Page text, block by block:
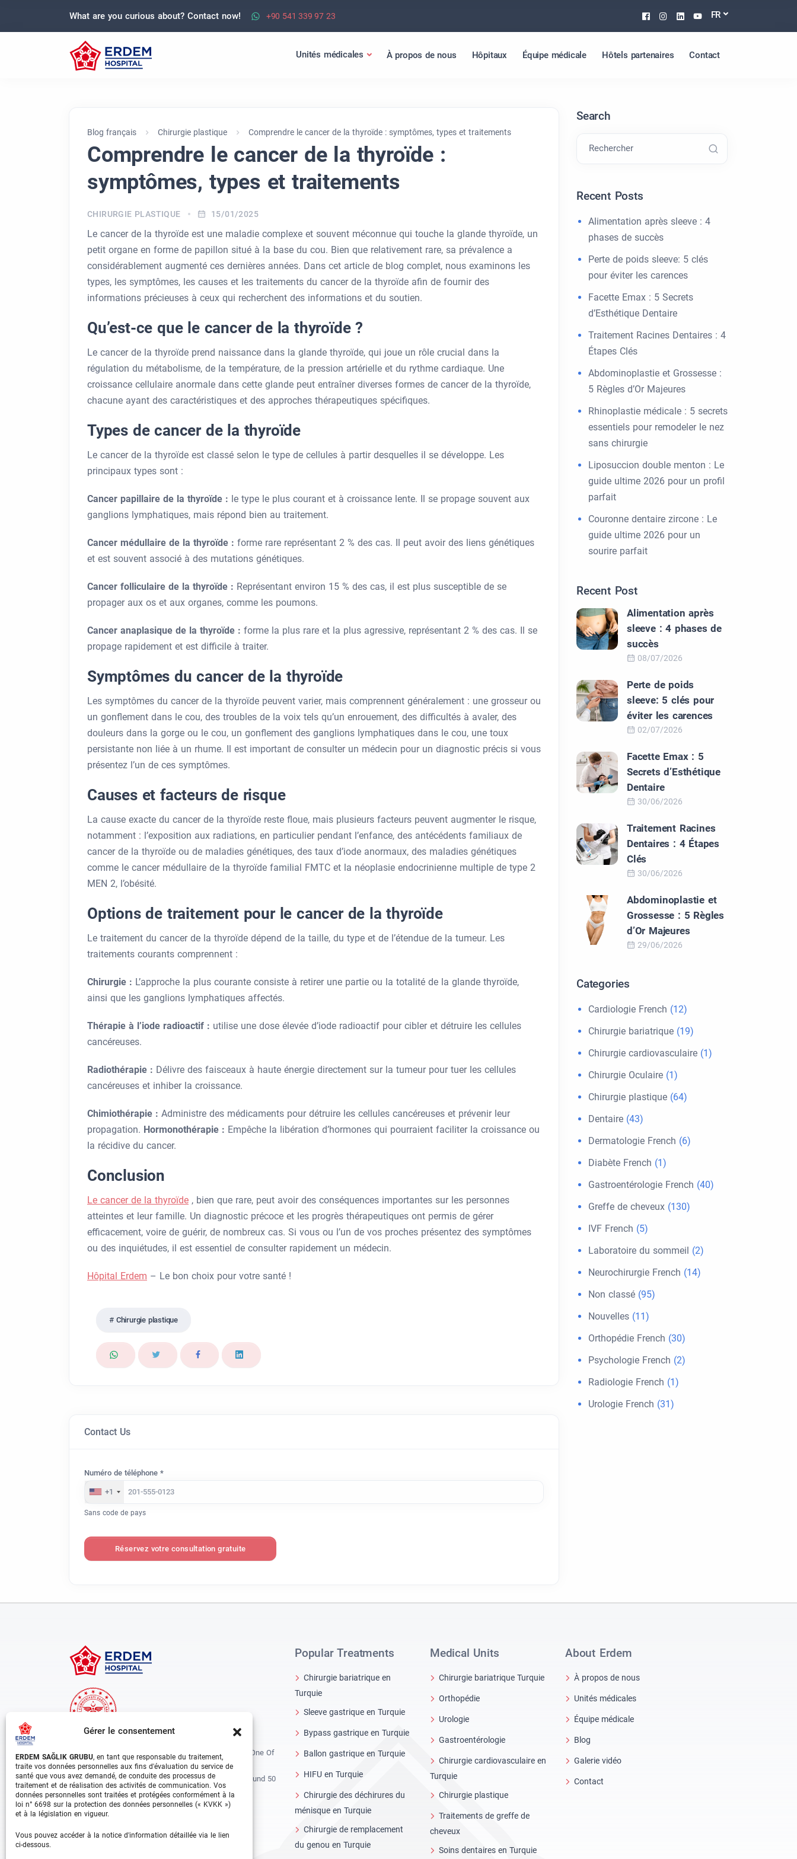
Gérer le consentement
ERDEM SAĞLIK GRUBU, en tant que responsable du traitement,
traite vos données personnelles aux fins d'évaluation du service de
santé que vous avez demandé, de conduite des processus de
traitement et de réalisation des activités de communication. Vos
données personnelles sont traitées et protégées conformément à la
loi n° 6698 sur la protection des données personnelles (« KVKK »)
et à la législation en vigueur.
Vous pouvez accéder à la notice d'information détaillée via le lien
ci-dessous.
What are you curious about? Contact now! +90 541 339 97 23 Facebook
Instagram
Linkedin
Youtube
FR
Unités médicales À propos de nous Hôpitaux Équipe médicale Hôtels partenaires Contact
Blog français Chirurgie plastique Comprendre le cancer de la thyroïde : symptômes, types et traitements
Comprendre le cancer de la thyroïde :
symptômes, types et traitements
CHIRURGIE PLASTIQUE 15/01/2025
Le cancer de la thyroïde est une maladie complexe et souvent méconnue qui touche la glande thyroïde, un
petit organe en forme de papillon situé à la base du cou. Bien que relativement rare, sa prévalence a
considérablement augmenté ces dernières années. Dans cet article de blog complet, nous examinons les
types, les symptômes, les causes et les traitements du cancer de la thyroïde afin de fournir des
informations précieuses à ceux qui recherchent des informations et du soutien.
Qu’est-ce que le cancer de la thyroïde ?
Le cancer de la thyroïde prend naissance dans la glande thyroïde, qui joue un rôle crucial dans la
régulation du métabolisme, de la température, de la pression artérielle et du rythme cardiaque. Une
croissance cellulaire anormale dans cette glande peut entraîner diverses formes de cancer de la thyroïde,
chacune ayant des caractéristiques et des approches thérapeutiques spécifiques.
Types de cancer de la thyroïde
Le cancer de la thyroïde est classé selon le type de cellules à partir desquelles il se développe. Les
principaux types sont :
Cancer papillaire de la thyroïde : le type le plus courant et à croissance lente. Il se propage souvent aux
ganglions lymphatiques, mais répond bien au traitement.
Cancer médullaire de la thyroïde : forme rare représentant 2 % des cas. Il peut avoir des liens génétiques
et est souvent associé à des mutations génétiques.
Cancer folliculaire de la thyroïde : Représentant environ 15 % des cas, il est plus susceptible de se
propager aux os et aux organes, comme les poumons.
Cancer anaplasique de la thyroïde : forme la plus rare et la plus agressive, représentant 2 % des cas. Il se
propage rapidement et est difficile à traiter.
Symptômes du cancer de la thyroïde
Les symptômes du cancer de la thyroïde peuvent varier, mais comprennent généralement : une grosseur ou
un gonflement dans le cou, des troubles de la voix tels qu’un enrouement, des difficultés à avaler, des
douleurs dans la gorge ou le cou, un gonflement des ganglions lymphatiques dans le cou, une toux
persistante non liée à un rhume. Il est important de consulter un médecin pour un diagnostic précis si vous
présentez l’un de ces symptômes.
Causes et facteurs de risque
La cause exacte du cancer de la thyroïde reste floue, mais plusieurs facteurs peuvent augmenter le risque,
notamment : l’exposition aux radiations, en particulier pendant l’enfance, des antécédents familiaux de
cancer de la thyroïde ou de maladies génétiques, des taux d’iode anormaux, des maladies génétiques
comme le cancer médullaire de la thyroïde familial FMTC et la néoplasie endocrinienne multiple de type 2
MEN 2, l’obésité.
Options de traitement pour le cancer de la thyroïde
Le traitement du cancer de la thyroïde dépend de la taille, du type et de l’étendue de la tumeur. Les
traitements courants comprennent :
Chirurgie : L’approche la plus courante consiste à retirer une partie ou la totalité de la glande thyroïde,
ainsi que les ganglions lymphatiques affectés.
Thérapie à l’iode radioactif : utilise une dose élevée d’iode radioactif pour cibler et détruire les cellules
cancéreuses.
Radiothérapie : Délivre des faisceaux à haute énergie directement sur la tumeur pour tuer les cellules
cancéreuses et inhiber la croissance.
Chimiothérapie : Administre des médicaments pour détruire les cellules cancéreuses et prévenir leur
propagation. Hormonothérapie : Empêche la libération d’hormones qui pourraient faciliter la croissance ou
la récidive du cancer.
Conclusion
Le cancer de la thyroïde , bien que rare, peut avoir des conséquences importantes sur les personnes
atteintes et leur famille. Un diagnostic précoce et les progrès thérapeutiques ont permis de gérer
efficacement, voire de guérir, de nombreux cas. Si vous ou l’un de vos proches présentez des symptômes
ou des inquiétudes, il est essentiel de consulter rapidement un médecin.
Hôpital Erdem – Le bon choix pour votre santé !
Chirurgie plastique
Contact Us
Numéro de téléphone *
+1
Sans code de pays
Réservez votre consultation gratuite
Search
Rechercher
Recent Posts
Alimentation après sleeve : 4
phases de succès
Perte de poids sleeve: 5 clés
pour éviter les carences
Facette Emax : 5 Secrets
d’Esthétique Dentaire
Traitement Racines Dentaires : 4
Étapes Clés
Abdominoplastie et Grossesse :
5 Règles d’Or Majeures
Rhinoplastie médicale : 5 secrets
essentiels pour remodeler le nez
sans chirurgie
Liposuccion double menton : Le
guide ultime 2026 pour un profil
parfait
Couronne dentaire zircone : Le
guide ultime 2026 pour un
sourire parfait
Recent Post
Alimentation après
sleeve : 4 phases de
succès
08/07/2026
Perte de poids
sleeve: 5 clés pour
éviter les carences
02/07/2026
Facette Emax : 5
Secrets d’Esthétique
Dentaire
30/06/2026
Traitement Racines
Dentaires : 4 Étapes
Clés
30/06/2026
Abdominoplastie et
Grossesse : 5 Règles
d’Or Majeures
29/06/2026
Categories
Cardiologie French (12)
Chirurgie bariatrique (19)
Chirurgie cardiovasculaire (1)
Chirurgie Oculaire (1)
Chirurgie plastique (64)
Dentaire (43)
Dermatologie French (6)
Diabète French (1)
Gastroentérologie French (40)
Greffe de cheveux (130)
IVF French (5)
Laboratoire du sommeil (2)
Neurochirurgie French (14)
Non classé (95)
Nouvelles (11)
Orthopédie French (30)
Psychologie French (2)
Radiologie French (1)
Urologie French (31)
Erdem Healthcare Group Established In 1988, And Is One Of
The Biggest Hospital Groups In Istanbul And Turkey.
Situated In 3 Different Locations In Istanbul, With Around 50
Departments And Over 1000 Well Trained Medical
Professionals, Is Growing Rapidly Day By Day.
Facebook
Instagram
LinkedinYoutube
Popular Treatments
Chirurgie bariatrique en
Turquie
Sleeve gastrique en Turquie
Bypass gastrique en Turquie
Ballon gastrique en Turquie
HIFU en Turquie
Chirurgie des déchirures du
ménisque en Turquie
Chirurgie de remplacement
du genou en Turquie
Medical Units
Chirurgie bariatrique Turquie
Orthopédie
Urologie
Gastroentérologie
Chirurgie cardiovasculaire en
Turquie
Chirurgie plastique
Traitements de greffe de
cheveux
Soins dentaires en Turquie
About Erdem
À propos de nous
Unités médicales
Équipe médicale
Blog
Galerie vidéo
Contact